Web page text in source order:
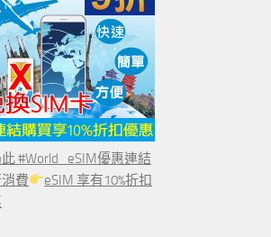
#World_eSIM優惠連結
費
eSIM 享有10%折扣